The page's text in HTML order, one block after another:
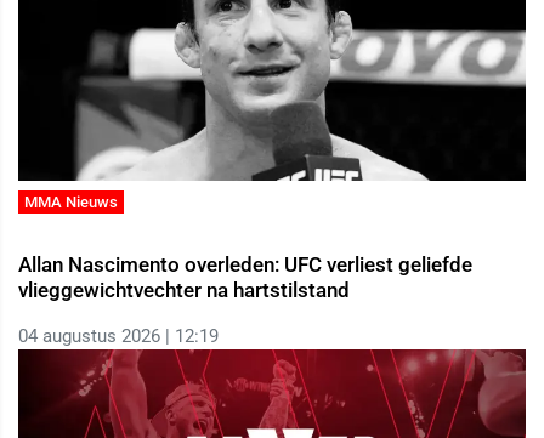
MMA Nieuws
Allan Nascimento overleden: UFC verliest geliefde
vlieggewichtvechter na hartstilstand
04 augustus 2026 | 12:19